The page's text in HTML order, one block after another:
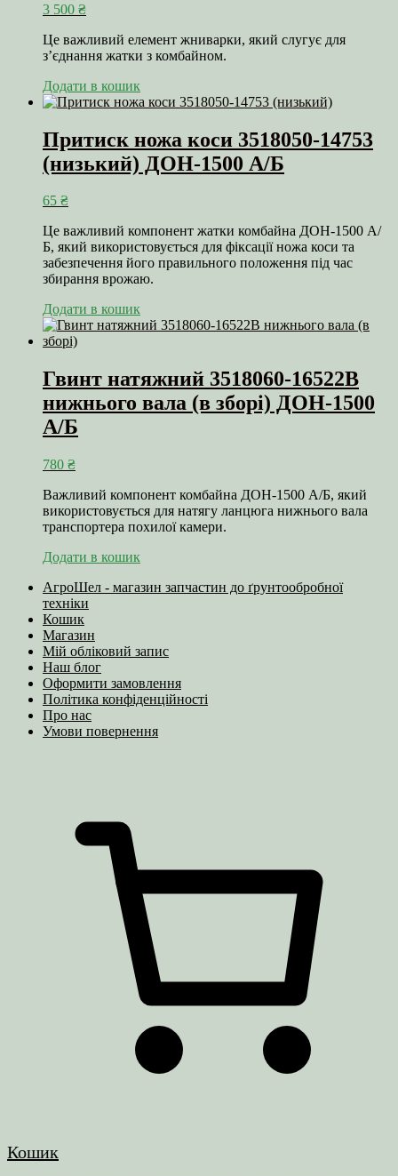
3 500 ₴
Це важливий елемент жниварки, який слугує для
з’єднання жатки з комбайном.
Додати в кошик
Притиск ножа коси 3518050-14753
(низький) ДОН-1500 А/Б
65 ₴
Це важливий компонент жатки комбайна ДОН-1500 А/
Б, який використовується для фіксації ножа коси та
забезпечення його правильного положення під час
збирання врожаю.
Додати в кошик
Гвинт натяжний 3518060-16522В
нижнього вала (в зборі) ДОН-1500
А/Б
780 ₴
Важливий компонент комбайна ДОН-1500 А/Б, який
використовується для натягу ланцюга нижнього вала
транспортера похилої камери.
Додати в кошик
АгроШел - магазин запчастин до ґрунтообробної
техніки
Кошик
Магазин
Мій обліковий запис
Наш блог
Оформити замовлення
Політика конфіденційності
Про нас
Умови повернення
Кошик